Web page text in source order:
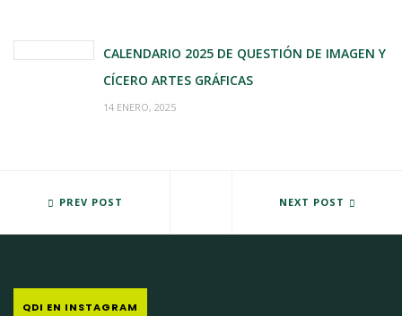
CALENDARIO 2025 DE QUESTIÓN DE IMAGEN Y
CÍCERO ARTES GRÁFICAS
14 ENERO, 2025
PREV POST
NUESTRO RETO: SER MÁS COMPETITIVOS NEXT POST
EL GASTROFESTIVAL 2011
QDI EN INSTAGRAM